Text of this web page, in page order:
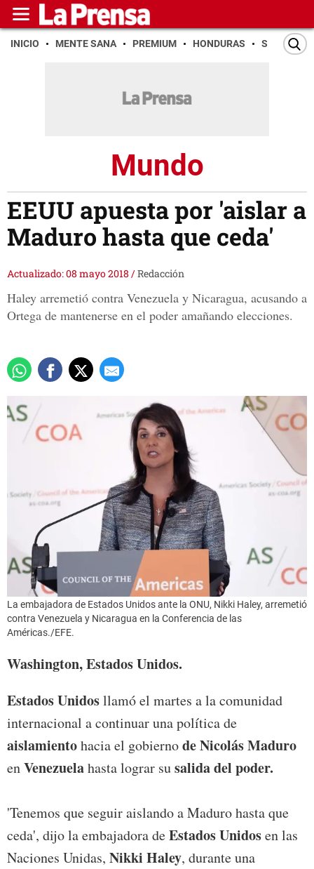
INICIO MENTE SANA PREMIUM HONDURAS SAN PEDRO
Mundo
EEUU apuesta por 'aislar a
Maduro hasta que ceda'
Actualizado: 08 mayo 2018 /Redacción
Haley arremetió contra Venezuela y Nicaragua, acusando a
Ortega de mantenerse en el poder amañando elecciones.
La embajadora de Estados Unidos ante la ONU, Nikki Haley, arremetió
contra Venezuela y Nicaragua en la Conferencia de las
Américas./EFE.
Washington, Estados Unidos.
Estados Unidosllamó el martes a la comunidad
internacional a continuar una política de
aislamientohacia el gobiernode Nicolás Maduro
enVenezuelahasta lograr susalida del poder.
'Tenemos que seguir aislando a Maduro hasta que
ceda', dijo la embajadora deEstados Unidosen las
Naciones Unidas, Nikki Haley, durante una